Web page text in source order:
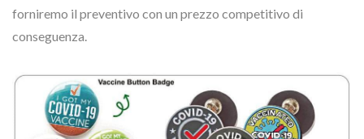
forniremo il preventivo con un prezzo competitivo di
conseguenza.